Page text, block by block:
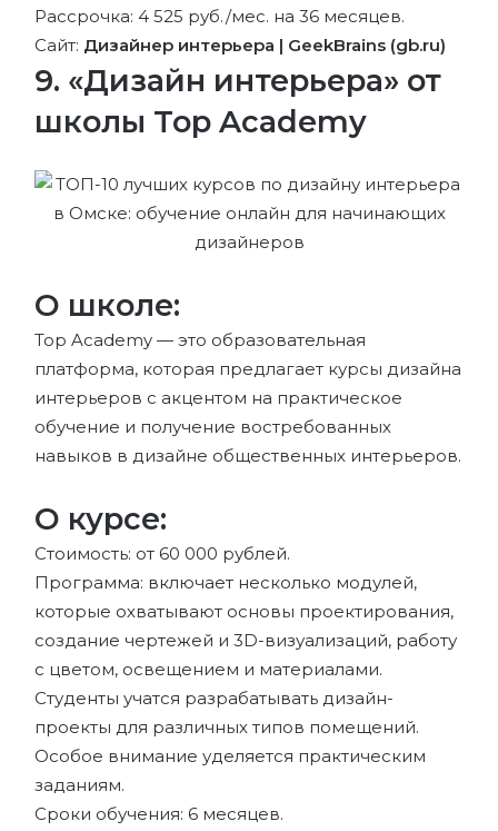
Рассрочка: 4 525 руб./мес. на 36 месяцев.
Сайт: Дизайнер интерьера | GeekBrains (gb.ru)
9. «Дизайн интерьера» от
школы Top Academy
О школе:
Top Academy — это образовательная
платформа, которая предлагает курсы дизайна
интерьеров с акцентом на практическое
обучение и получение востребованных
навыков в дизайне общественных интерьеров.
О курсе:
Стоимость: от 60 000 рублей.
Программа: включает несколько модулей,
которые охватывают основы проектирования,
создание чертежей и 3D-визуализаций, работу
с цветом, освещением и материалами.
Студенты учатся разрабатывать дизайн-
проекты для различных типов помещений.
Особое внимание уделяется практическим
заданиям.
Сроки обучения: 6 месяцев.